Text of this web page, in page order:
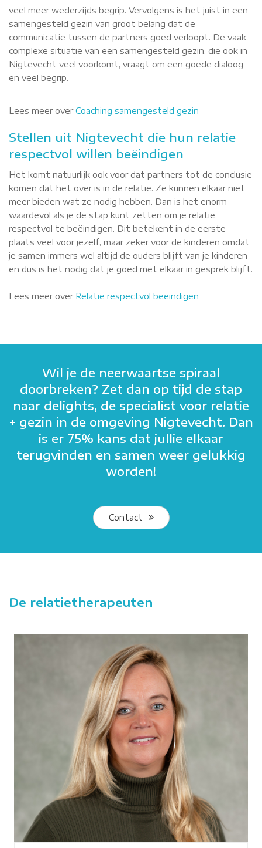
veel meer wederzijds begrip. Vervolgens is het juist in een
samengesteld gezin van groot belang dat de
communicatie tussen de partners goed verloopt. De vaak
complexe situatie van een samengesteld gezin, die ook in
Nigtevecht veel voorkomt, vraagt om een goede dialoog
en veel begrip.
Lees meer overCoaching samengesteld gezin
Stellen uit Nigtevecht die hun relatie
respectvol willen beëindigen
Het komt natuurlijk ook voor dat partners tot de conclusie
komen dat het over is in de relatie. Ze kunnen elkaar niet
meer bieden wat ze nodig hebben. Dan is het enorm
waardevol als je de stap kunt zetten om je relatie
respectvol te beëindigen. Dit betekent in de eerste
plaats veel voor jezelf, maar zeker voor de kinderen omdat
je samen immers wel altijd de ouders blijft van je kinderen
en dus is het nodig dat je goed met elkaar in gesprek blijft.
Lees meer over Relatie respectvol beëindigen
Wil je de neerwaartse spiraal
doorbreken? Zet dan op tijd de stap
naar delights, de specialist voor relatie
+ gezin in de omgeving Nigtevecht. Dan
is er 75% kans dat jullie elkaar
terugvinden en samen weer gelukkig
worden!
Contact
De relatietherapeuten